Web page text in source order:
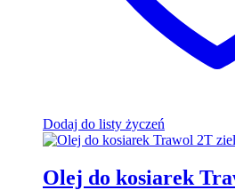
Dodaj do listy życzeń
Olej do kosiarek